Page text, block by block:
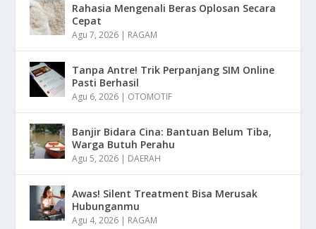
Rahasia Mengenali Beras Oplosan Secara
Cepat
Agu 7, 2026 | RAGAM
Tanpa Antre! Trik Perpanjang SIM Online
Pasti Berhasil
Agu 6, 2026 | OTOMOTIF
Banjir Bidara Cina: Bantuan Belum Tiba,
Warga Butuh Perahu
Agu 5, 2026 | DAERAH
Awas! Silent Treatment Bisa Merusak
Hubunganmu
Agu 4, 2026 | RAGAM